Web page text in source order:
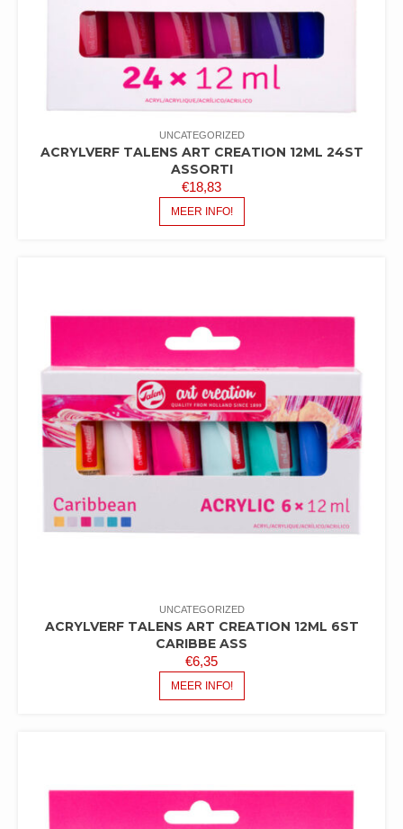
UNCATEGORIZED
ACRYLVERF TALENS ART CREATION 12ML 24ST
ASSORTI
€18,83
MEER INFO!
UNCATEGORIZED
ACRYLVERF TALENS ART CREATION 12ML 6ST
CARIBBE ASS
€6,35
MEER INFO!